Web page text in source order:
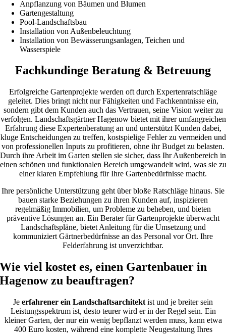
Anpflanzung von Bäumen und Blumen
Gartengestaltung
Pool-Landschaftsbau
Installation von Außenbeleuchtung
Installation von Bewässerungsanlagen, Teichen und
Wasserspiele
Fachkundinge Beratung & Betreuung
Erfolgreiche Gartenprojekte werden oft durch Expertenratschläge
geleitet. Dies bringt nicht nur Fähigkeiten und Fachkenntnisse ein,
sondern gibt dem Kunden auch das Vertrauen, seine Vision weiter zu
verfolgen. Landschaftsgärtner Hagenow bietet mit ihrer umfangreichen
Erfahrung diese Expertenberatung an und unterstützt Kunden dabei,
kluge Entscheidungen zu treffen, kostspielige Fehler zu vermeiden und
von professionellen Inputs zu profitieren, ohne ihr Budget zu belasten.
Durch ihre Arbeit im Garten stellen sie sicher, dass Ihr Außenbereich in
einen schönen und funktionalen Bereich umgewandelt wird, was sie zu
einer klaren Empfehlung für Ihre Gartenbedürfnisse macht.
Ihre persönliche Unterstützung geht über bloße Ratschläge hinaus. Sie
bauen starke Beziehungen zu ihren Kunden auf, inspizieren
regelmäßig Immobilien, um Probleme zu beheben, und bieten
präventive Lösungen an. Ein Berater für Gartenprojekte überwacht
Landschaftspläne, bietet Anleitung für die Umsetzung und
kommuniziert Gärtnerbedürfnisse an das Personal vor Ort. Ihre
Felderfahrung ist unverzichtbar.
Wie viel kostet es, einen Gartenbauer in
Hagenow zu beauftragen?
Je erfahrener ein Landschaftsarchitekt ist und je breiter sein
Leistungsspektrum ist, desto teurer wird er in der Regel sein. Ein
kleiner Garten, der nur ein wenig bepflanzt werden muss, kann etwa
400 Euro kosten, während eine komplette Neugestaltung Ihres